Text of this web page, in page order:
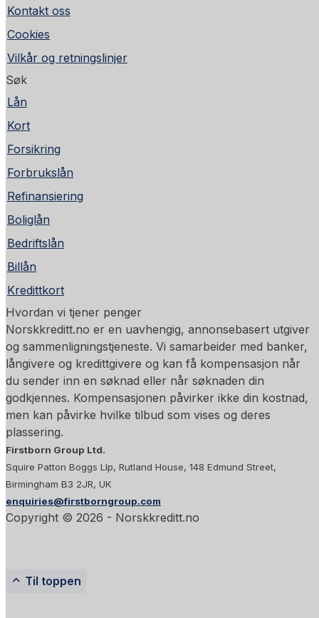
Kontakt oss
Cookies
Vilkår og retningslinjer
Søk
Lån
Kort
Forsikring
Forbrukslån
Refinansiering
Boliglån
Bedriftslån
Billån
Kredittkort
Hvordan vi tjener penger
Norskkreditt.no er en uavhengig, annonsebasert utgiver
og sammenligningstjeneste. Vi samarbeider med banker,
långivere og kredittgivere og kan få kompensasjon når
du sender inn en søknad eller når søknaden din
godkjennes. Kompensasjonen påvirker ikke din kostnad,
men kan påvirke hvilke tilbud som vises og deres
plassering.
Firstborn Group Ltd.
Squire Patton Boggs Llp, Rutland House, 148 Edmund Street,
Birmingham B3 2JR, UK
enquiries@firstborngroup.com
Copyright © 2026 - Norskkreditt.no
Til toppen